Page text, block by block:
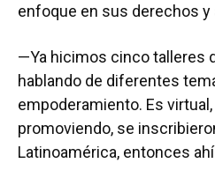
enfoque en sus derechos y
—Ya hicimos cinco talleres
hablando de diferentes
empoderamiento. Es
promoviendo, se
Latinoamérica, entonces